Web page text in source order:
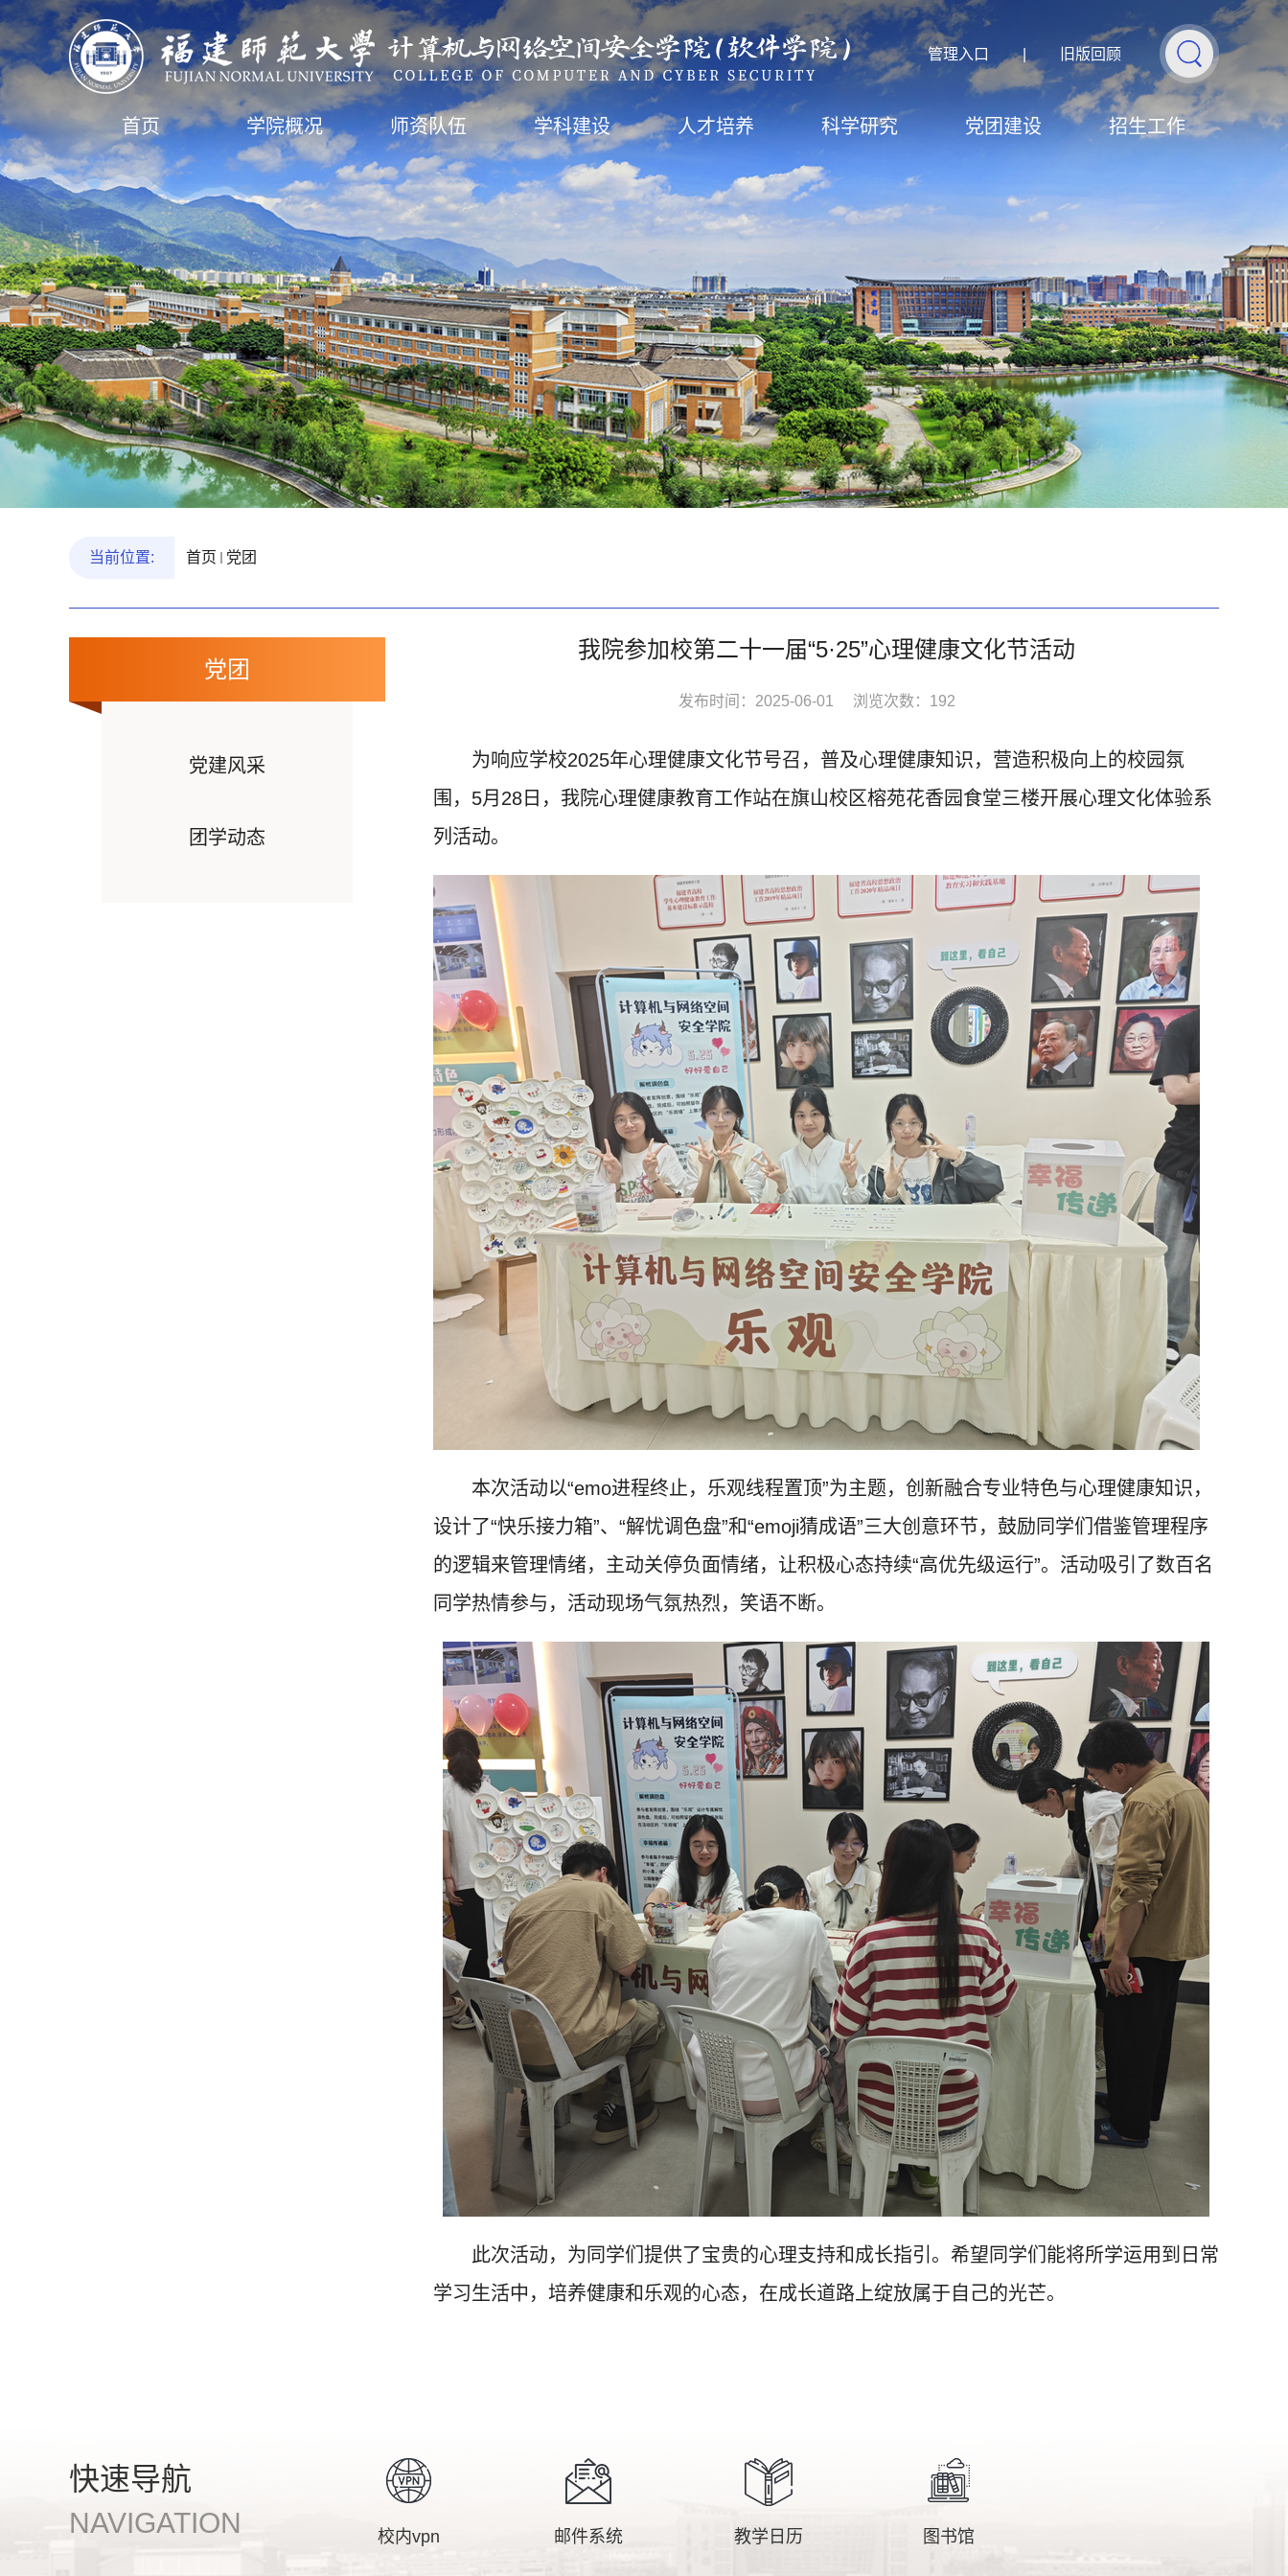
管理入口 | 旧版回顾
首页 学院概况 师资队伍 学科建设 人才培养 科学研究 党团建设 招生工作
当前位置: 首页 党团
党团
党建风采
团学动态
我院参加校第二十一届“5·25”心理健康文化节活动
发布时间：2025-06-01 浏览次数： 192
为响应学校2025年心理健康文化节号召，普及心理健康知识，营造积极向上的校园氛
围，5月28日，我院心理健康教育工作站在旗山校区榕苑花香园食堂三楼开展心理文化体验系
列活动。
本次活动以“emo进程终止，乐观线程置顶”为主题，创新融合专业特色与心理健康知识，
设计了“快乐接力箱”、“解忧调色盘”和“emoji猜成语”三大创意环节，鼓励同学们借鉴管理程序
的逻辑来管理情绪，主动关停负面情绪，让积极心态持续“高优先级运行”。活动吸引了数百名
同学热情参与，活动现场气氛热烈，笑语不断。
此次活动，为同学们提供了宝贵的心理支持和成长指引。希望同学们能将所学运用到日常
学习生活中，培养健康和乐观的心态，在成长道路上绽放属于自己的光芒。
快速导航
NAVIGATION 校内vpn 邮件系统 教学日历 图书馆